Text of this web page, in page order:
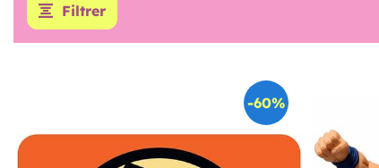
Filtrer
-60%